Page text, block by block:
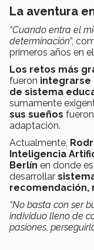
La aventura
“Cuando entra el
determinación”,
primeros años en
Los retos más
fueron integrarse
de sistema
sumamente
sus sueños
adaptación.
Actualmente,
Inteligencia
Berlín en donde
desarrollar
recomendación,
“No basta con ser
individuo lleno de
pasiones,